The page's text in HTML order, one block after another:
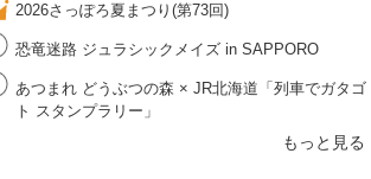
2026さっぽろ夏まつり(第73回)
恐竜迷路 ジュラシックメイズ in SAPPORO
あつまれ どうぶつの森 × JR北海道「列車でガタゴ
ト スタンプラリー」
もっと見る